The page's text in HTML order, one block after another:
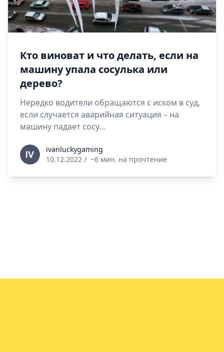
Кто виноват и что делать, если на
машину упала сосулька или
дерево?
Нередко водители обращаются с иском в суд,
если случается аварийная ситуация – на
машину падает сосу...
ivanluckygaming
ivanluckygaming
10.12.2022 / ~6 мин. на прочтение